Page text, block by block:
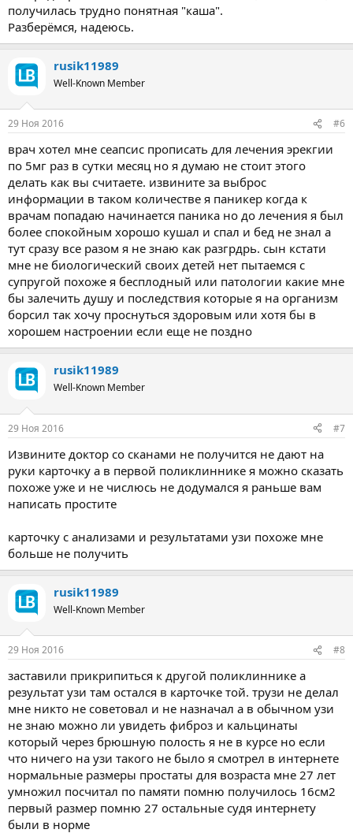
получилась трудно понятная "каша".
Разберёмся, надеюсь.
rusik11989
Well-Known Member
29 Ноя 2016 #6
врач хотел мне сеапсис прописать для лечения эрекгии
по 5мг раз в сутки месяц но я думаю не стоит этого
делать как вы считаете. извините за выброс
информации в таком количестве я паникер когда к
врачам попадаю начинается паника но до лечения я был
более спокойным хорошо кушал и спал и бед не знал а
тут сразу все разом я не знаю как разгрдрь. сын кстати
мне не биологический своих детей нет пытаемся с
супругой похоже я бесплодный или патологии какие мне
бы залечить душу и последствия которые я на организм
борсил так хочу проснуться здоровым или хотя бы в
хорошем настроении если еще не поздно
rusik11989
Well-Known Member
29 Ноя 2016 #7
Извините доктор со сканами не получится не дают на
руки карточку а в первой поликлиннике я можно сказать
похоже уже и не числюсь не додумался я раньше вам
написать простите
карточку с анализами и результатами узи похоже мне
больше не получить
rusik11989
Well-Known Member
29 Ноя 2016 #8
заставили прикрипиться к другой поликлиннике а
результат узи там остался в карточке той. трузи не делал
мне никто не советовал и не назначал а в обычном узи
не знаю можно ли увидеть фиброз и кальцинаты
который через брюшную полость я не в курсе но если
что ничего на узи такого не было я смотрел в интернете
нормальные размеры простаты для возраста мне 27 лет
умножил посчитал по памяти помню получилось 16см2
первый размер помню 27 остальные судя интернету
были в норме